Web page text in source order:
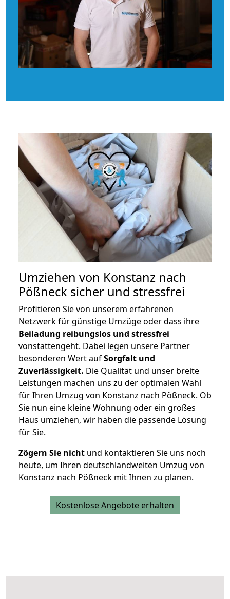
Umziehen von Konstanz nach
Pößneck sicher und stressfrei
Profitieren Sie von unserem erfahrenen
Netzwerk für günstige Umzüge oder dass ihre
Beiladung reibungslos und stressfrei
vonstattengeht. Dabei legen unsere Partner
besonderen Wert aufSorgfalt und
Zuverlässigkeit. Die Qualität und unser breite
Leistungen machen uns zu der optimalen Wahl
für Ihren Umzug von Konstanz nach Pößneck. Ob
Sie nun eine kleine Wohnung oder ein großes
Haus umziehen, wir haben die passende Lösung
für Sie.
Zögern Sie nicht und kontaktieren Sie uns noch
heute, um Ihren deutschlandweiten Umzug von
Konstanz nach Pößneck mit Ihnen zu planen.
Kostenlose Angebote erhalten